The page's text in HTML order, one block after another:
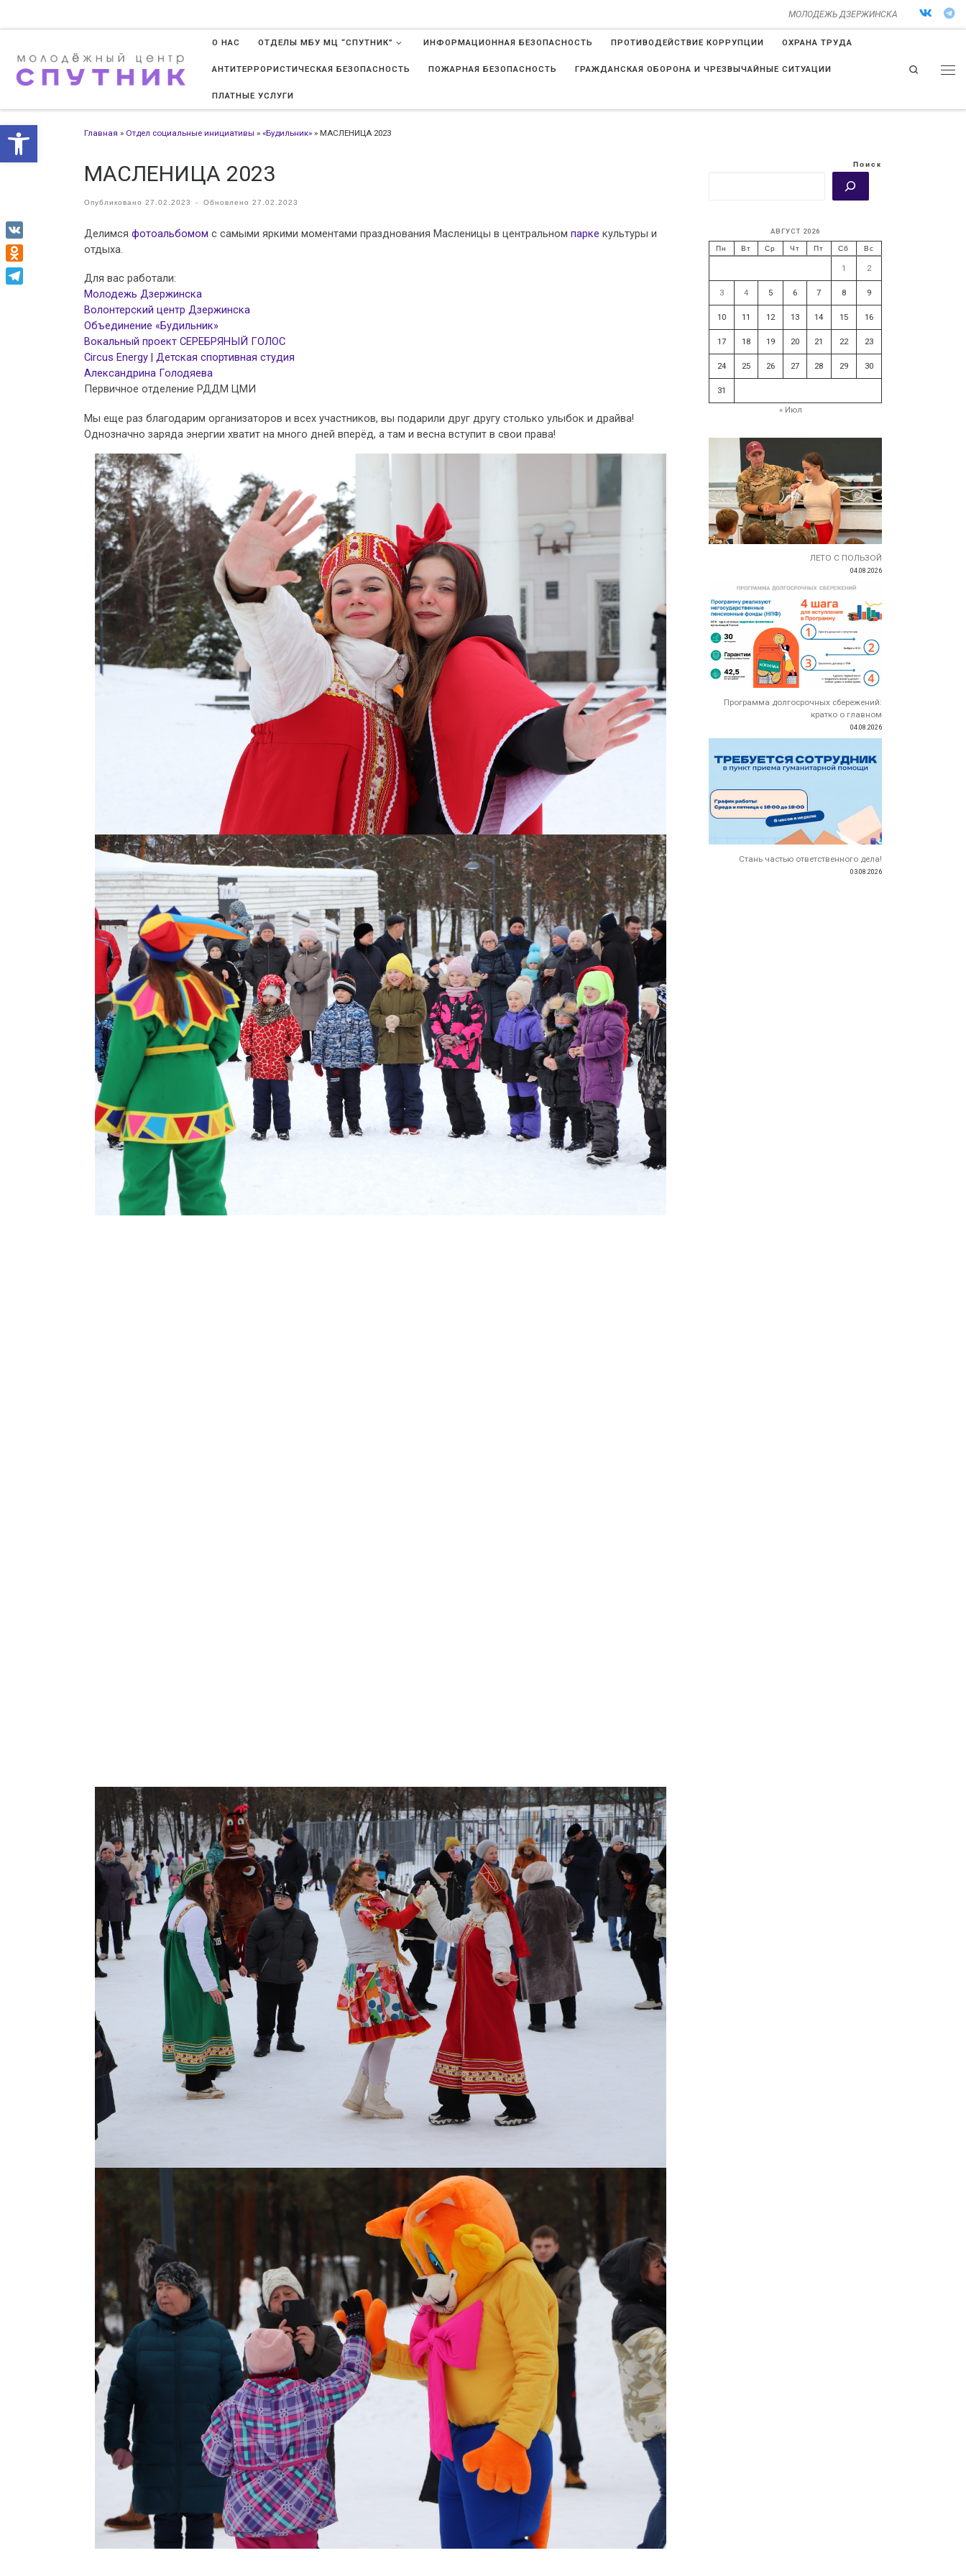
Открыть панель инструментов
МОЛОДЕЖЬ ДЗЕРЖИНСКА
О НАС ОТДЕЛЫ МБУ МЦ “СПУТНИК” ИНФОРМАЦИОННАЯ БЕЗОПАСНОСТЬ ПРОТИВОДЕЙСТВИЕ КОРРУПЦИИ ОХРАНА ТРУДА
АНТИТЕРРОРИСТИЧЕСКАЯ БЕЗОПАСНОСТЬ ПОЖАРНАЯ БЕЗОПАСНОСТЬ ГРАЖДАНСКАЯ ОБОРОНА И ЧРЕЗВЫЧАЙНЫЕ СИТУАЦИИ
ПЛАТНЫЕ УСЛУГИ
Search
Главная » Отдел социальные инициативы » «Будильник» » МАСЛЕНИЦА 2023
МАСЛЕНИЦА 2023
Опубликовано 27.02.2023 - Обновлено 27.02.2023
Делимся фотоальбомом с самыми яркими моментами празднования Масленицы в центральном парке культуры и
отдыха.
Для вас работали:
Молодежь Дзержинска
Волонтерский центр Дзержинска
Объединение «Будильник»
Вокальный проект СЕРЕБРЯНЫЙ ГОЛОС
Circus Energy | Детская спортивная студия
Александрина Голодяева
Первичное отделение РДДМ ЦМИ
Мы еще раз благодарим организаторов и всех участников, вы подарили друг другу столько улыбок и драйва!
Однозначно заряда энергии хватит на много дней вперёд, а там и весна вступит в свои права!
Поиск
АВГУСТ 2026
Пн Вт Ср Чт Пт Сб Вс
1 2
3 4 5 6 7 8 9
10 11 12 13 14 15 16
17 18 19 20 21 22 23
24 25 26 27 28 29 30
31
« Июл
ЛЕТО С ПОЛЬЗОЙ
04.08.2026
Программа долгосрочных сбережений:
кратко о главном
04.08.2026
Стань частью ответственного дела!
03.08.2026
VK
Odnoklassniki